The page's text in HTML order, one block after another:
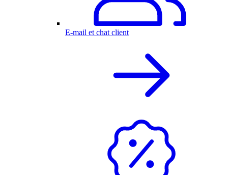
E-mail et chat client